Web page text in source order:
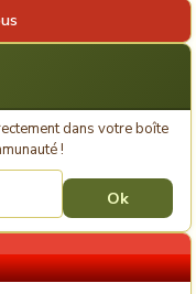
dans votre boîte
!